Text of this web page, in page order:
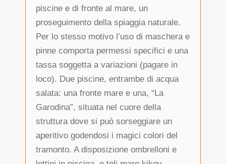
piscine e di fronte al mare, un
proseguimento della spiaggia naturale.
Per lo stesso motivo l’uso di maschera e
pinne comporta permessi specifici e una
tassa soggetta a variazioni (pagare in
loco). Due piscine, entrambe di acqua
salata: una fronte mare e una, “La
Garodina”, situata nel cuore della
struttura dove si può sorseggiare un
aperitivo godendosi i magici colori del
tramonto. A disposizione ombrelloni e